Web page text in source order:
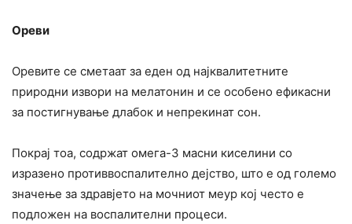
Ореви
Оревите се сметаат за еден од најквалитетните
природни извори на мелатонин и се особено ефикасни
за постигнување длабок и непрекинат сон.
Покрај тоа, содржат омега-3 масни киселини со
изразено противвоспалително дејство, што е од големо
значење за здравјето на мочниот меур кој често е
подложен на воспалителни процеси.